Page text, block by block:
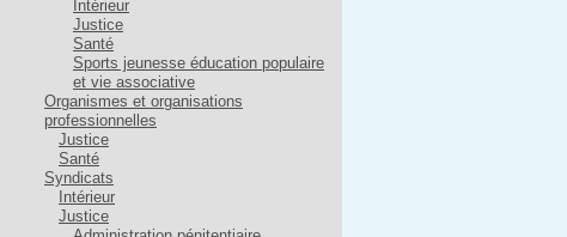
Intérieur
Justice
Santé
Sports jeunesse éducation populaire
et vie associative
Organismes et organisations
professionnelles
Justice
Santé
Syndicats
Intérieur
Justice